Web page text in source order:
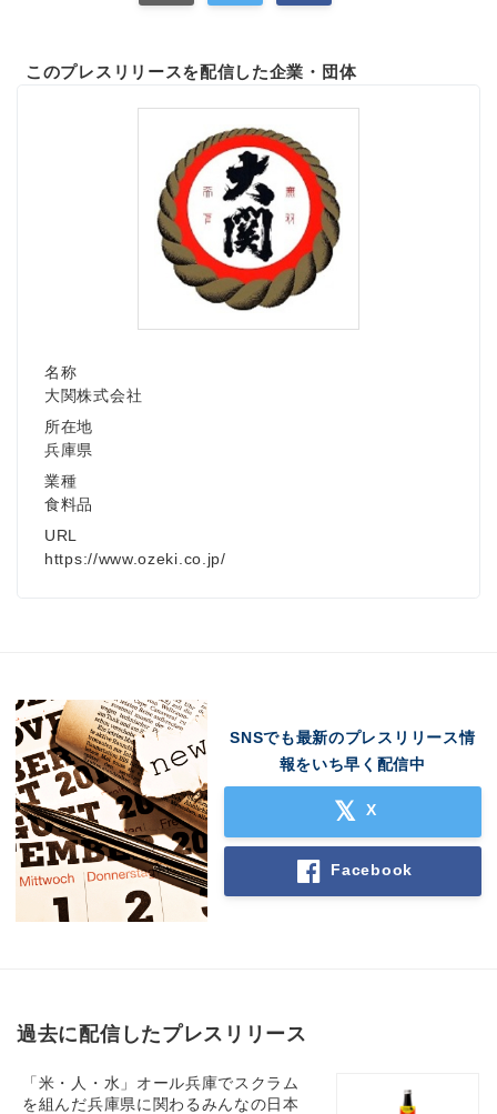
このプレスリリースを配信した企業・団体
名称
大関株式会社
所在地
兵庫県
業種
食料品
URL
https://www.ozeki.co.jp/
SNSでも最新のプレスリリース情
報をいち早く配信中
X
Facebook
過去に配信したプレスリリース
「米・人・水」オール兵庫でスクラム
を組んだ兵庫県に関わるみんなの日本